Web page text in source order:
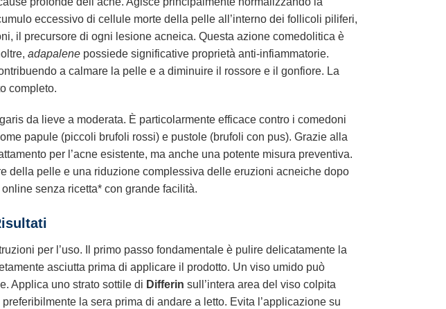
eccessivo di cellule morte della pelle all’interno dei follicoli piliferi,
il precursore di ogni lesione acneica. Questa azione comedolitica è
adapalene possiede significative proprietà anti-infiammatorie.
a calmare la pelle e a diminuire il rossore e il gonfiore. La
completo.
da lieve a moderata. È particolarmente efficace contro i comedoni
papule (piccoli brufoli rossi) e pustole (brufoli con pus). Grazie alla
per l’acne esistente, ma anche una potente misura preventiva.
della pelle e una riduzione complessiva delle eruzioni acneiche dopo
senza ricetta* con grande facilità.
per l’uso. Il primo passo fondamentale è pulire delicatamente la
asciutta prima di applicare il prodotto. Un viso umido può
Applica uno strato sottile di Differin sull’intera area del viso colpita
la sera prima di andare a letto. Evita l’applicazione su